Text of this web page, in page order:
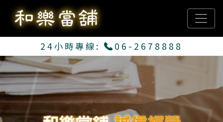
24小時專線: 06-2678888